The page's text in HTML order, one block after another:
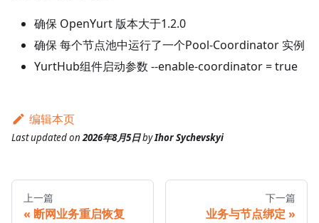
确保 OpenYurt 版本大于1.2.0
确保 每个节点池中运行了一个Pool-Coordinator 实例
YurtHub组件启动参数 --enable-coordinator = true
编辑本页
Last updatedon2026年8月5日byIhor Sychevskyi
上一篇
断网业务重启恢复
下一篇
业务与节点绑定